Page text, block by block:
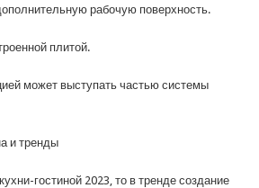
рабочую поверхность.
плитой.
может выступать частью системы
гостиной 2023, то в тренде создание